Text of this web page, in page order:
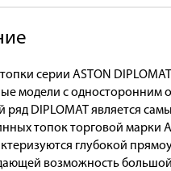
серии ASTON
модели с односторонним
DIPLOMAT является
топок торговой марки
глубокой
возможность большой